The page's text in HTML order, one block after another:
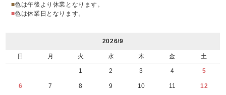
■色は午後より休業となります。
■色は休業日となります。
2026/9
日 月 火 水 木 金 土
1 2 3 4 5
6 7 8 9 10 11 12